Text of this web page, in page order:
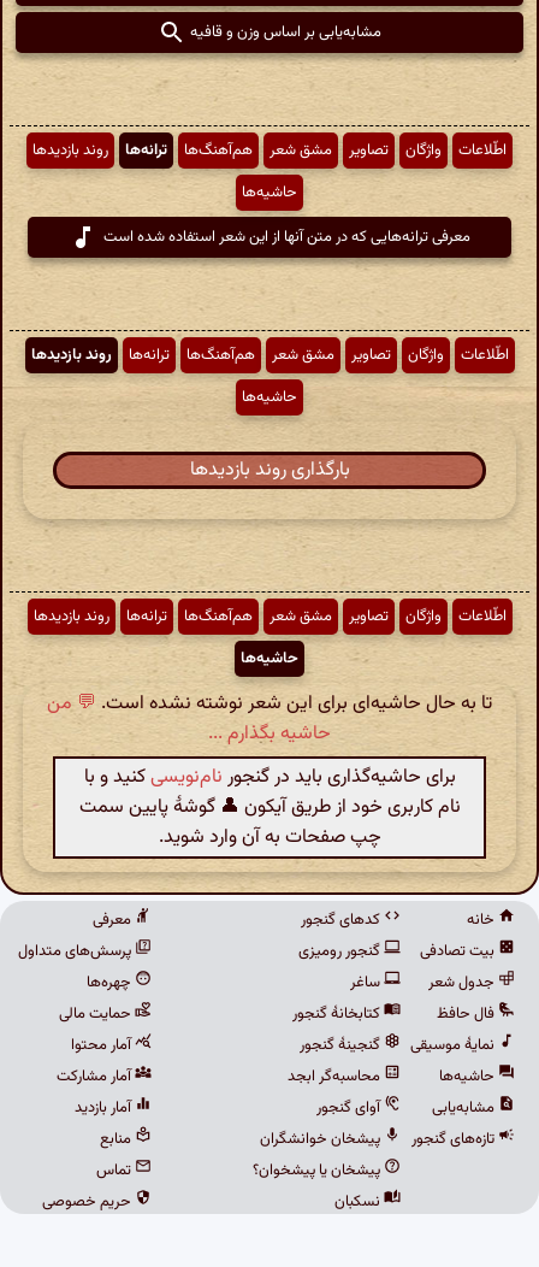
مشابه‌یابی بر اساس وزن و قافیه
اطّلاعات واژگان تصاویر مشق شعر هم‌آهنگ‌ها ترانه‌ها
روند بازدیدها
حاشیه‌ها
معرفی ترانه‌هایی که در متن آنها از این شعر استفاده شده است
اطّلاعات واژگان تصاویر مشق شعر هم‌آهنگ‌ها ترانه‌ها
روند بازدیدها
حاشیه‌ها
بارگذاری روند بازدیدها
اطّلاعات واژگان تصاویر مشق شعر هم‌آهنگ‌ها ترانه‌ها
روند بازدیدها
حاشیه‌ها
تا به حال حاشیه‌ای برای این شعر نوشته نشده است. 💬 من
حاشیه بگذارم ...
برای حاشیه‌گذاری باید در گنجور نام‌نویسیکنید و با
نام کاربری خود از طریق آیکون 👤 گوشهٔ پایین سمت
چپ صفحات به آن وارد شوید.
خانه
بیت تصادفی
جدول شعر
فال حافظ
نمایهٔ موسیقی
حاشیه‌ها
مشابه‌یابی
تازه‌های گنجور
کدهای گنجور
گنجور رومیزی
ساغر
کتابخانهٔ گنجور
گنجینهٔ گنجور
محاسبه‌گر ابجد
آوای گنجور
پیشخان خوانشگران
پیشخان یا پیشخوان؟
نسکبان
معرفی
پرسش‌های متداول
چهره‌ها
حمایت مالی
آمار محتوا
آمار مشارکت
آمار بازدید
منابع
تماس
حریم خصوصی